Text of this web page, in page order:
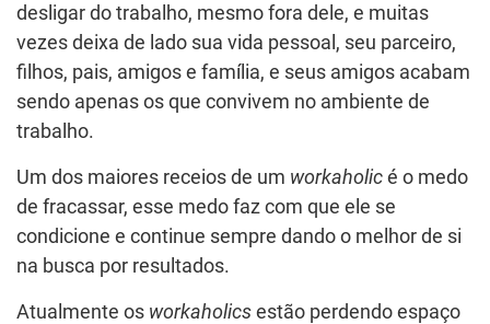
desligar do trabalho, mesmo fora dele, e muitas
vezes deixa de lado sua vida pessoal, seu parceiro,
filhos, pais, amigos e família, e seus amigos acabam
sendo apenas os que convivem no ambiente de
trabalho.
Um dos maiores receios de um workaholic é o medo
de fracassar, esse medo faz com que ele se
condicione e continue sempre dando o melhor de si
na busca por resultados.
Atualmente os workaholics estão perdendo espaço